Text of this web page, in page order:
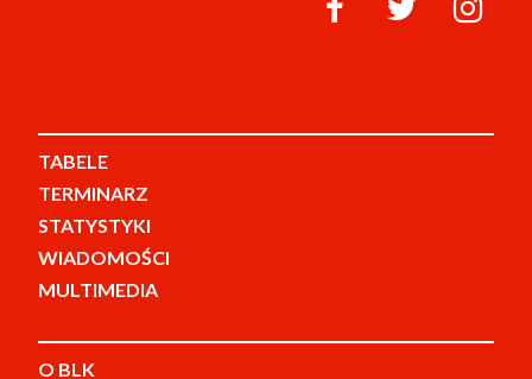
TABELE
TERMINARZ
STATYSTYKI
WIADOMOŚCI
MULTIMEDIA
O BLK